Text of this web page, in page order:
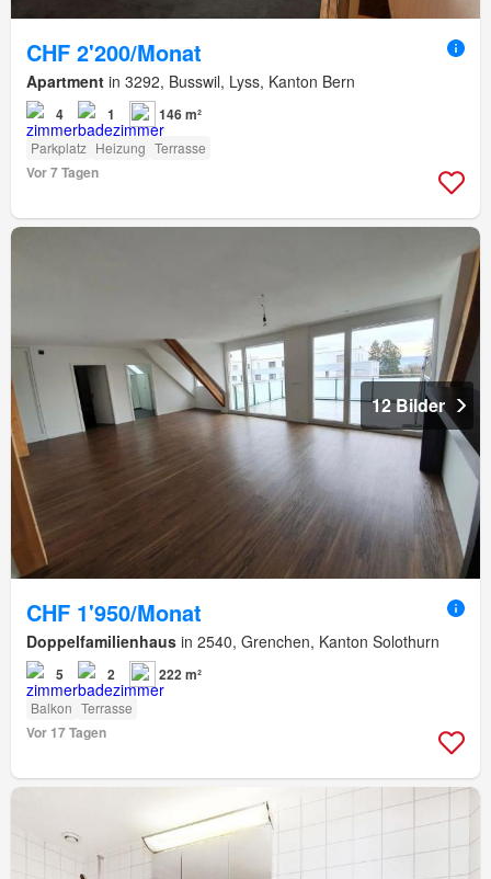
CHF 2'200/Monat
Apartment in 3292, Busswil, Lyss, Kanton Bern
4 1 146 m²
Parkplatz Heizung Terrasse
Vor 7 Tagen
12 Bilder
CHF 1'950/Monat
Doppelfamilienhaus in 2540, Grenchen, Kanton Solothurn
5 2 222 m²
Balkon Terrasse
Vor 17 Tagen